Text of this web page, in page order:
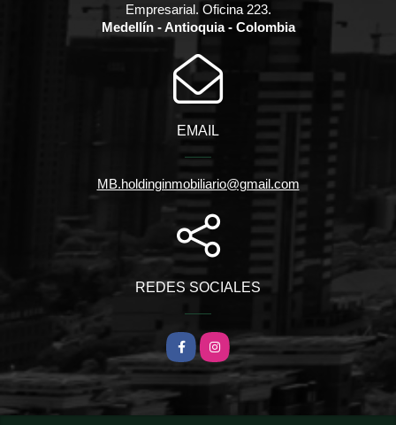
Empresarial. Oficina 223.
Medellín - Antioquia - Colombia
EMAIL
MB.holdinginmobiliario@gmail.com
REDES SOCIALES
FacebookInstagram